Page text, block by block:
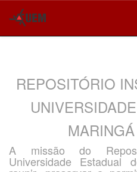
REPOSITÓRIO
A missão do
Universidade Estadual